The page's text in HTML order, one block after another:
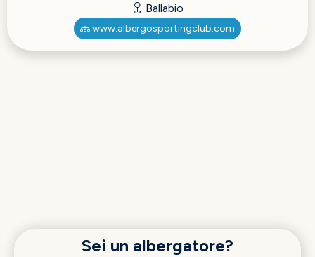
Ballabio
www.albergosportingclub.com
Sei un albergatore?